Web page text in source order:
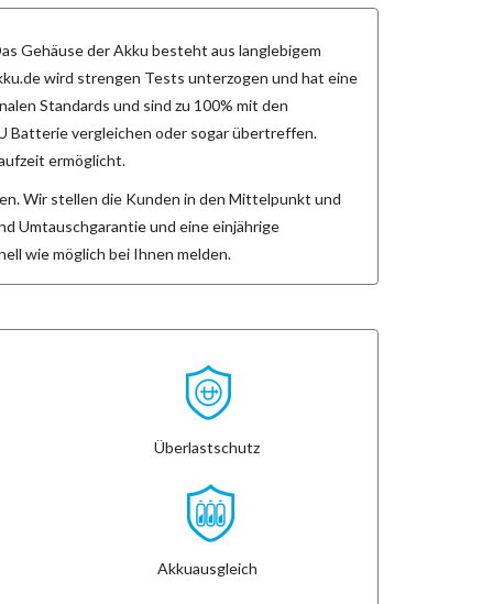
Gehäuse der Akku besteht aus langlebigem
wird strengen Tests unterzogen und hat eine
Standards und sind zu 100% mit den
Batterie vergleichen oder sogar übertreffen.
ermöglicht.
Wir stellen die Kunden in den Mittelpunkt und
Umtauschgarantie und eine einjährige
wie möglich bei Ihnen melden.
Überlastschutz
Akkuausgleich